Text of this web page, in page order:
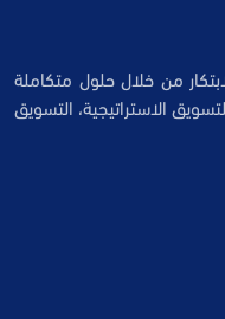
من خلال حلول متكاملة
الاستراتيجية، التسويق